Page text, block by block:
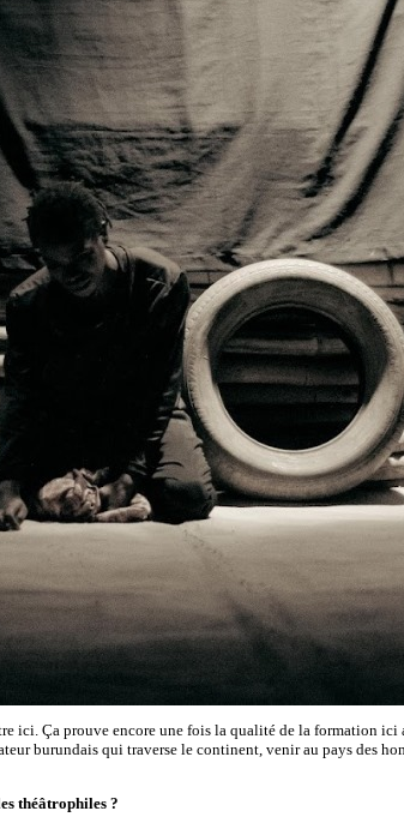
ici. Ça prouve encore une fois la qualité de la formation
burundais qui traverse le continent, venir au pays des
théâtrophiles ?